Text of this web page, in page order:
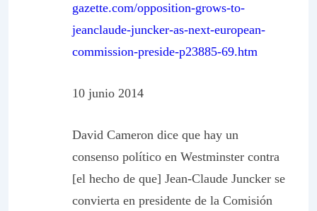
gazette.com/opposition-grows-to-
jeanclaude-juncker-as-next-european-
commission-preside-p23885-69.htm
10 junio 2014
David Cameron dice que hay un
consenso político en Westminster contra
[el hecho de que] Jean-Claude Juncker se
convierta en presidente de la Comisión